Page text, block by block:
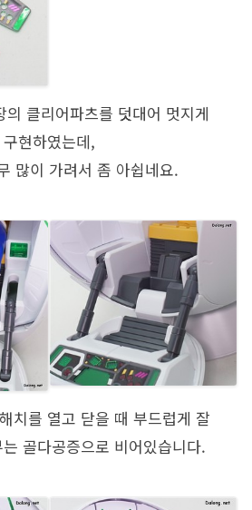
의 클리어파츠를 덧대어 멋지게
구현하였는데,
많이 가려서 좀 아쉽네요.
치를 열고 닫을 때 부드럽게 잘
골다공증으로 비어있습니다.